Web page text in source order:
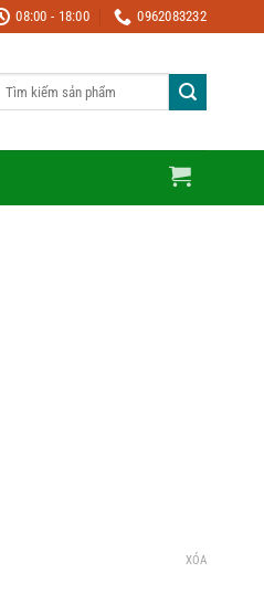
08:00 - 18:00 0962083232
XÓA